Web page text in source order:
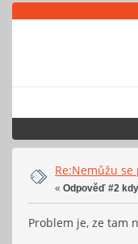
Re:Nemůžu
« Odpověď #2
Problem je, ze tam